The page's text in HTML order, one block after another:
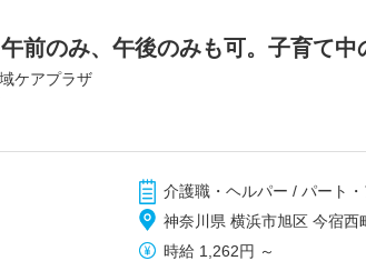
午前のみ、午後のみも可。子育て
ケアプラザ
介護職・ヘルパー / パート・
神奈川県 横浜市旭区 今宿西
時給 1,262円 ～